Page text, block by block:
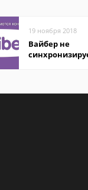
19 ноября 2018
Вайбер не